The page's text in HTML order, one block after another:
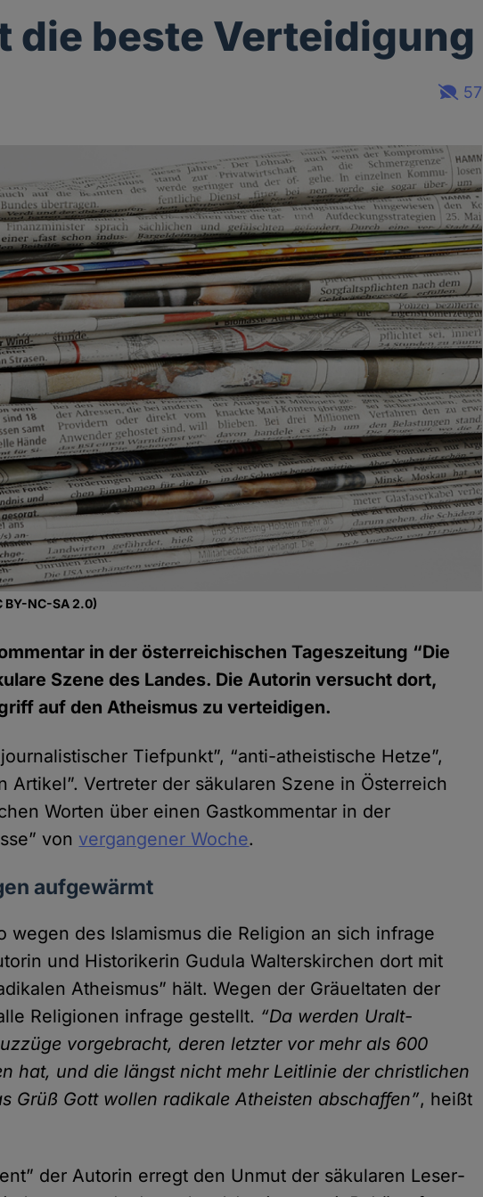
die beste Verteidigung
57
BY-NC-SA 2.0)
in der österreichischen Tageszeitung “Die
Szene des Landes. Die Autorin versucht dort,
auf den Atheismus zu verteidigen.
Tiefpunkt”, “anti-atheistische Hetze”,
Artikel”. Vertreter der säkularen Szene in Österreich
Worten über einen Gastkommentar in der
von vergangener Woche.
aufgewärmt
wegen des Islamismus die Religion an sich infrage
und Historikerin Gudula Walterskirchen dort mit
Atheismus” hält. Wegen der Gräuel­taten der
Religionen infrage gestellt. “Da werden Uralt-
vorge­bracht, deren letzter vor mehr als 600
hat, und die längst nicht mehr Leit­linie der christlichen
Grüß Gott wollen radikale Atheisten abschaffen”, heißt
der Autorin erregt den Unmut der säkularen Leser­